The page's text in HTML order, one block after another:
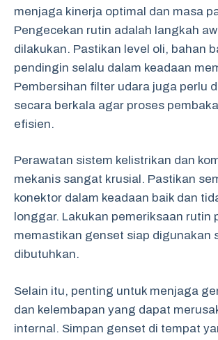
menjaga kinerja optimal dan masa
Pengecekan rutin adalah langkah
dilakukan. Pastikan level oli, bahan
pendingin selalu dalam keadaan
Pembersihan filter udara juga perlu
secara berkala agar proses
efisien.
Perawatan sistem kelistrikan dan
mekanis sangat krusial. Pastikan
konektor dalam keadaan baik dan
longgar. Lakukan pemeriksaan rutin
memastikan genset siap digunakan
dibutuhkan.
Selain itu, penting untuk menjaga
dan kelembapan yang dapat
internal. Simpan genset di tempat